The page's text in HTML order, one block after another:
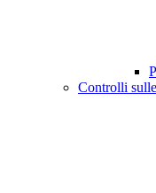
Controlli